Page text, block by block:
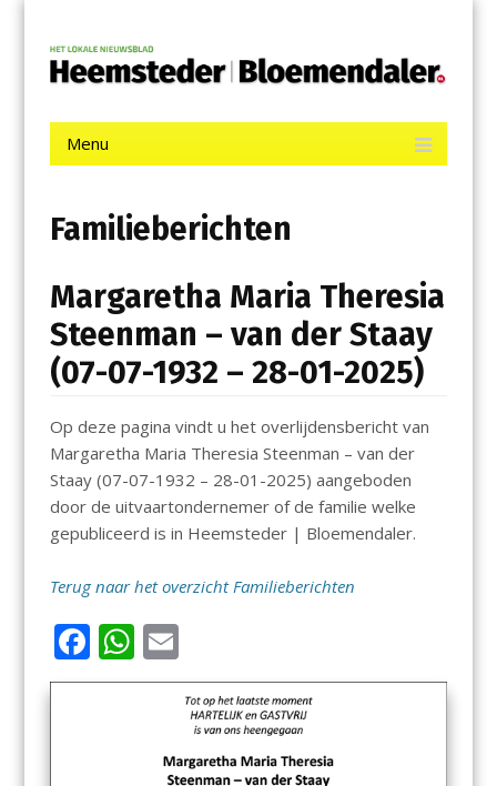
contentDe Heemsteder | Bloemendaler
Menu
Familieberichten
Margaretha Maria Theresia
Steenman – van der Staay
(07-07-1932 – 28-01-2025)
Op deze pagina vindt u het overlijdensbericht van
Margaretha Maria Theresia Steenman – van der
Staay (07-07-1932 – 28-01-2025) aangeboden
door de uitvaartondernemer of de familie welke
gepubliceerd is in Heemsteder | Bloemendaler.
Terug naar het overzicht Familieberichten
F
ac
W
h
E
m
ai
l